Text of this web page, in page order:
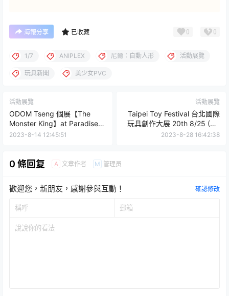
海報分享 已收藏 0 0
1/7 ANIPLEX 尼爾：自動人形 活動展覽
玩具新聞 美少女PVC
活動展覽
ODOM Tseng 個展【The
Monster King】at Paradise
現場報導 創作能量滿滿的怪獸
2023-8-14 12:45:51
活動展覽
Taipei Toy Festival 台北國際
玩具創作大展 20th 8/25 (五)
中午12點 限量套票搶先販售！
2023-8-28 16:42:38
0 條回复 A 文章作者 M 管理员
歡迎您，新朋友，感謝參與互動！ 確認修改